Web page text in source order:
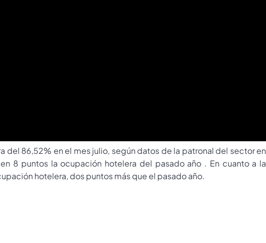
del 86,52% en el mes julio, según datos de la patronal del sector en
8 puntos la ocupación hotelera del pasado año . En cuanto a la
hotelera, dos puntos más que el pasado año.